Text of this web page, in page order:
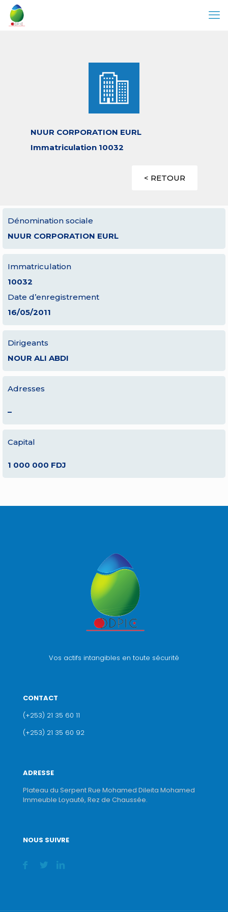
NUUR CORPORATION EURL
Immatriculation 10032
< RETOUR
Dénomination sociale
NUUR CORPORATION EURL
Immatriculation
10032
Date d’enregistrement
16/05/2011
Dirigeants
NOUR ALI ABDI
Adresses
–
Capital
1 000 000 FDJ
Vos actifs intangibles en toute sécurité
CONTACT
(+253) 21 35 60 11
(+253) 21 35 60 92
ADRESSE
Plateau du Serpent Rue Mohamed Dileita Mohamed
Immeuble Loyauté, Rez de Chaussée.
NOUS SUIVRE